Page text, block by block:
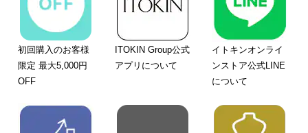
初回購入のお客様
限定 最大5,000円
OFF
ITOKIN Group公式
アプリについて
イトキンオンライ
ンストア公式LINE
について